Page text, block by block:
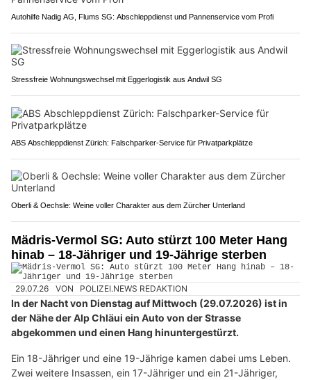
Autohilfe Nadig AG, Flums SG: Abschleppdienst und Pannenservice vom Profi
Stressfreie Wohnungswechsel mit Eggerlogistik aus Andwil SG
ABS Abschleppdienst Zürich: Falschparker-Service für Privatparkplätze
Oberli & Oechsle: Weine voller Charakter aus dem Zürcher Unterland
Mädris-Vermol SG: Auto stürzt 100 Meter Hang
hinab – 18-Jähriger und 19-Jährige sterben
29.07.26 VON POLIZEI.NEWS REDAKTION
In der Nacht von Dienstag auf Mittwoch (29.07.2026) ist in
der Nähe der Alp Chläui ein Auto von der Strasse
abgekommen und einen Hang hinuntergestürzt.
Ein 18-Jähriger und eine 19-Jährige kamen dabei ums Leben.
Zwei weitere Insassen, ein 17-Jähriger und ein 21-Jähriger,